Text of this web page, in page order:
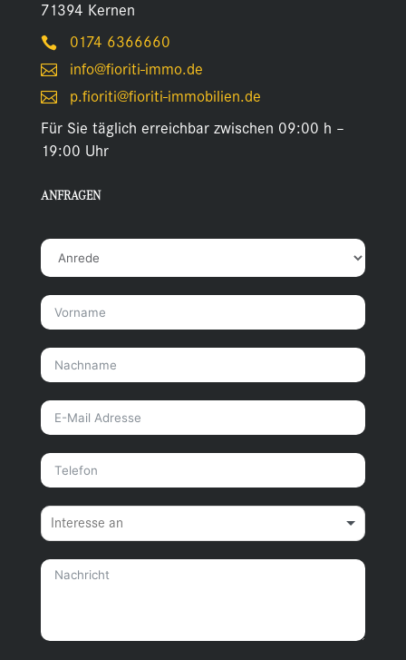
71394 Kernen
 0174 6366660
 info@fioriti-immo.de

p.fioriti@fioriti-immobilien.de
Für Sie täglich erreichbar zwischen 09:00 h –
19:00 Uhr
ANFRAGEN